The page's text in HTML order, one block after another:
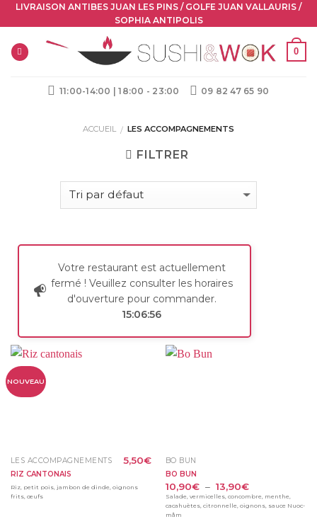
Skip
to
content
LIVRAISON ANTIBES JUAN LES PINS / GOLFE JUAN VALLAURIS /
SOPHIA ANTIPOLIS
0
11:00-14:00 | 18:00 - 23:00 09 82 47 65 90
ACCUEIL / LES ACCOMPAGNEMENTS
FILTRER
Votre restaurant est actuellement
fermé ! Veuillez consulter les horaires
d'ouverture pour commander.
15:06:56
NOUVEAU
LES ACCOMPAGNEMENTS
RIZ CANTONAIS
5,50€
Riz, petit pois, jambon de dinde, oignons
frits, œufs
BO BUN
BO BUN
10,90€ – 13,90€Plage
de
prix :
Salade, vermicelles, concombre, menthe,
cacahuètes, citronnelle, oignons, sauce Nuoc-
mâm